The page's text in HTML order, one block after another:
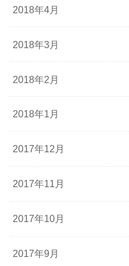
2018年4月
2018年3月
2018年2月
2018年1月
2017年12月
2017年11月
2017年10月
2017年9月